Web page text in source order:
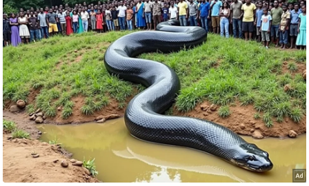
ज
ग
त
बॉ
ली
वु
ड
हॉ
ली
वु